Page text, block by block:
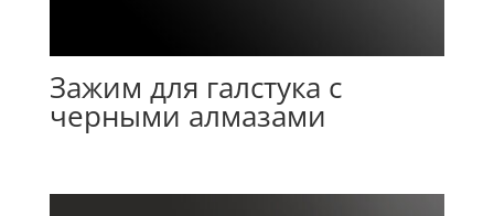
Зажим для галстука с
черными алмазами